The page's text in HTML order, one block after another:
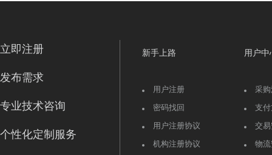
立即注册
发布需求
专业技术咨询
个性化定制服务
新手上路
用户注册
密码找回
用户注册协议
机构注册协议
用户中
采
支
交
物